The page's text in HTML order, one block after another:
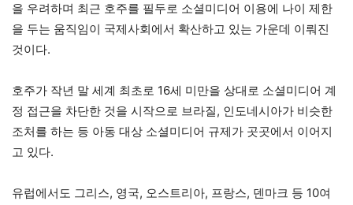
을 우려하며 최근 호주를 필두로 소셜미디어 이용에 나이 제한
을 두는 움직임이 국제사회에서 확산하고 있는 가운데 이뤄진
것이다.
호주가 작년 말 세계 최초로 16세 미만을 상대로 소셜미디어 계
정 접근을 차단한 것을 시작으로 브라질, 인도네시아가 비슷한
조처를 하는 등 아동 대상 소셜미디어 규제가 곳곳에서 이어지
고 있다.
유럽에서도 그리스, 영국, 오스트리아, 프랑스, 덴마크 등 10여